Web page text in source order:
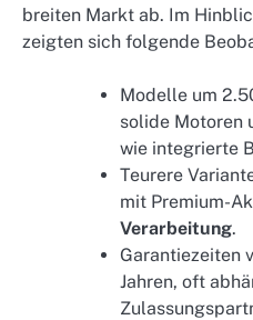
breiten Markt ab. Im
zeigten sich folgende
Modelle um
solide Motoren
wie integrierte
Teurere
mit Premium-
Verarbeitung.
Garantiezeiten
Jahren, oft